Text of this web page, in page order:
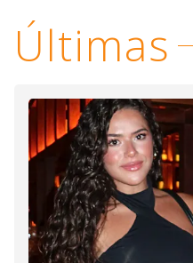
Últimas